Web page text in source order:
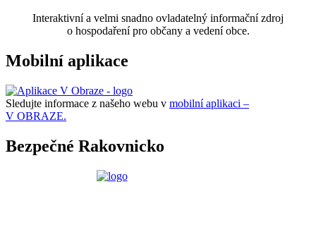
Interaktivní a velmi snadno ovladatelný informační zdroj
o hospodaření pro občany a vedení obce.
Mobilní aplikace
Sledujte informace z našeho webu v mobilní aplikaci –
V OBRAZE.
Bezpečné Rakovnicko